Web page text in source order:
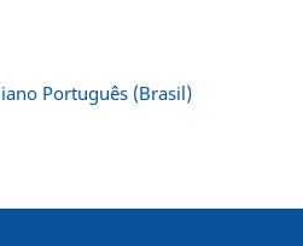
Português (Brasil)